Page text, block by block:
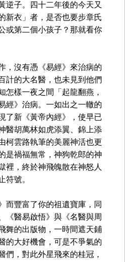
逆子。四十二年後的今天又
新衣」者，是否也要步章氏
或第二個小孩子？那就看你
，沒有憑《易經》來治病的
計的大名醫，也未見到他們
怎樣一夜之間「起龍翻燕，
經》治病。一如出之一轍的
了新《黃帝內經》，使早已
醫胡萬林如虎添翼、錦上添
柯雲路執筆的美麗神活也更
是禍福無常，神狗乾郎的神
裡，終於神飛魄散在神怒人
符號。
而豐富了你的祖遺寶庫，同
《醫易啟悟》與《名醫與周
舞的出版物，一時間遮天鋪
的大好機會，可是不爭氣的
們，對此外星飛來的桂冠，